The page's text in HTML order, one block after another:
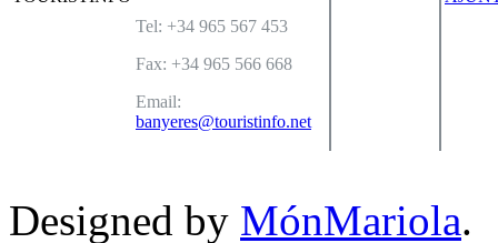
Tel: +34 965 567 453
Fax: +34 965 566 668
Email:
banyeres@touristinfo.net
Designed by MónMariola.